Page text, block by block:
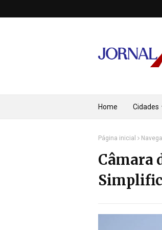
Home Cidades
Página inicial
Câmara